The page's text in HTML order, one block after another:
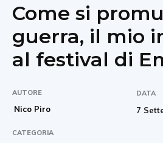
Come si
guerra, il mio
al festival di
AUTORE
Nico Piro
DATA
7
CATEGORIA